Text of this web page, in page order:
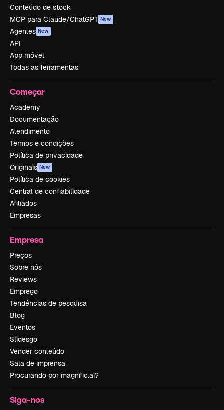
Conteúdo de stock
MCP para Claude/ChatGPT New
Agentes New
API
App móvel
Todas as ferramentas
Começar
Academy
Documentação
Atendimento
Termos e condições
Política de privacidade
Originais New
Política de cookies
Central de confiabilidade
Afiliados
Empresas
Empresa
Preços
Sobre nós
Reviews
Emprego
Tendências de pesquisa
Blog
Eventos
Slidesgo
Vender conteúdo
Sala de imprensa
Procurando por magnific.ai?
Siga-nos